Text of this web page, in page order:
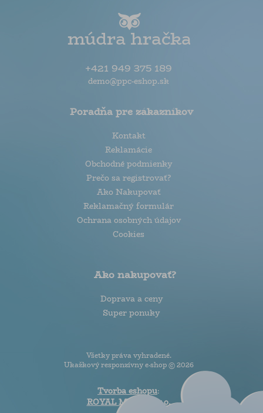
+421 949 375 189
demo@ppc-eshop.sk
Poradňa pre zákazníkov
Kontakt
Reklamácie
Obchodné podmienky
Prečo sa registrovať?
Ako Nakupovať
Reklamačný formulár
Ochrana osobných údajov
Cookies
Ako nakupovať?
Doprava a ceny
Super ponuky
Všetky práva vyhradené.
Ukažkový responzívny e-shop © 2026
Tvorba eshopu:
ROYAL MEDIA s.r.o.